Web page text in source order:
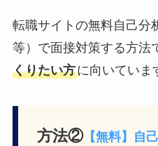
転職サイトの無料自己分
等）で面接対策する方法
くりたい方に向いていま
方法②【無料】自